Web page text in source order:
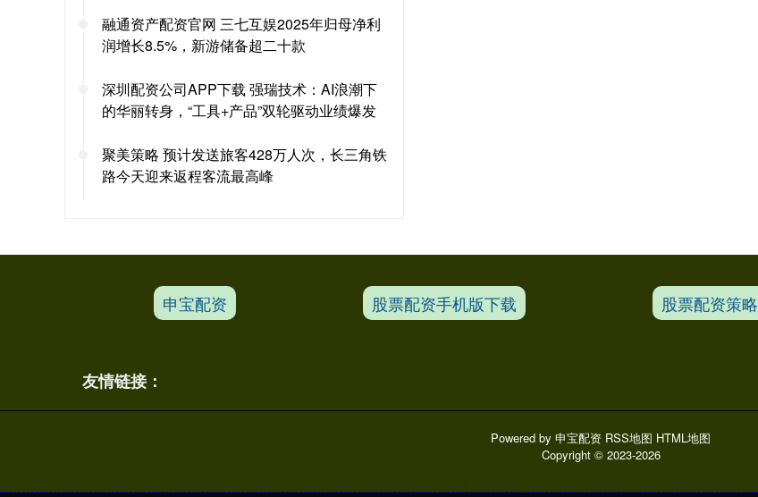
融通资产配资官网 三七互娱2025年归母净利
润增长8.5%，新游储备超二十款
深圳配资公司APP下载 强瑞技术：AI浪潮下
的华丽转身，“工具+产品”双轮驱动业绩爆发
聚美策略 预计发送旅客428万人次，长三角铁
路今天迎来返程客流最高峰
申宝配资 股票配资手机版下载 股票配资策略
友情链接：
Powered by 申宝配资 RSS地图 HTML地图
Copyright © 2023-2026